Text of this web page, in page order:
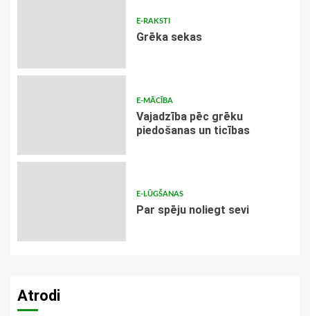
E-RAKSTI
Grēka sekas
E-MĀCĪBA
Vajadzība pēc grēku
piedošanas un ticības
E-LŪGŠANAS
Par spēju noliegt sevi
Atrodi